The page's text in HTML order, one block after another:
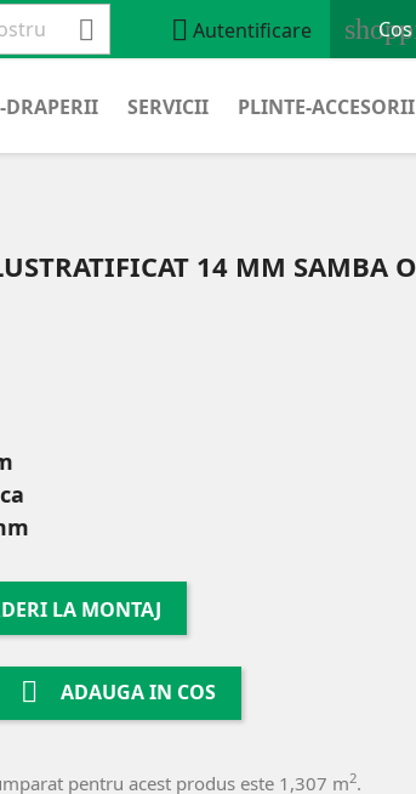
  Autentificare Cos
DRAPERII SERVICII PLINTE-ACCESORII
14 MM SAMBA
LA MONTAJ
 ADAUGA IN COS
pentru acest produs este 1,307 m2.